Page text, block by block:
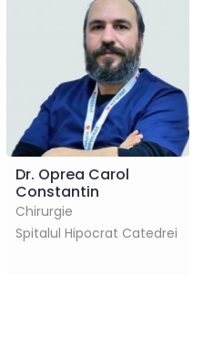
Dr. Oprea Carol
Constantin
Chirurgie
Spitalul Hipocrat Catedrei